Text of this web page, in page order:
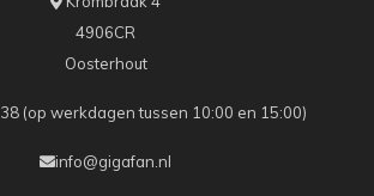
4906CR
Oosterhout
(op werkdagen tussen 10:00 en 15:00)
info@gigafan.nl